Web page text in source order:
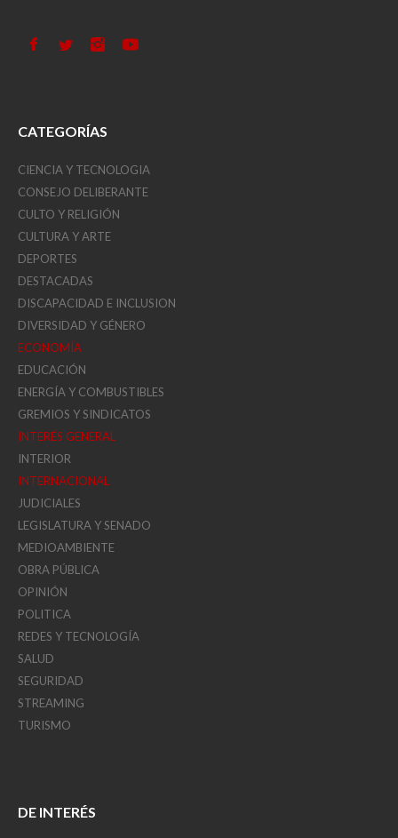
CATEGORÍAS
CIENCIA Y TECNOLOGIA
CONSEJO DELIBERANTE
CULTO Y RELIGIÓN
CULTURA Y ARTE
DEPORTES
DESTACADAS
DISCAPACIDAD E INCLUSION
DIVERSIDAD Y GÉNERO
ECONOMÍA
EDUCACIÓN
ENERGÍA Y COMBUSTIBLES
GREMIOS Y SINDICATOS
INTERÉS GENERAL
INTERIOR
INTERNACIONAL
JUDICIALES
LEGISLATURA Y SENADO
MEDIOAMBIENTE
OBRA PÚBLICA
OPINIÓN
POLITICA
REDES Y TECNOLOGÍA
SALUD
SEGURIDAD
STREAMING
TURISMO
DE INTERÉS